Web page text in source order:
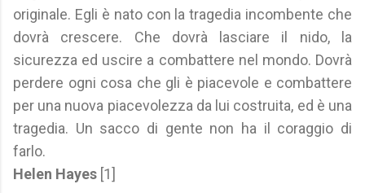
originale. Egli è nato con la tragedia incombente che
dovrà crescere. Che dovrà lasciare il nido, la
sicurezza ed uscire a combattere nel mondo. Dovrà
perdere ogni cosa che gli è piacevole e combattere
per una nuova piacevolezza da lui costruita, ed è una
tragedia. Un sacco di gente non ha il coraggio di
farlo.
Helen Hayes [1]